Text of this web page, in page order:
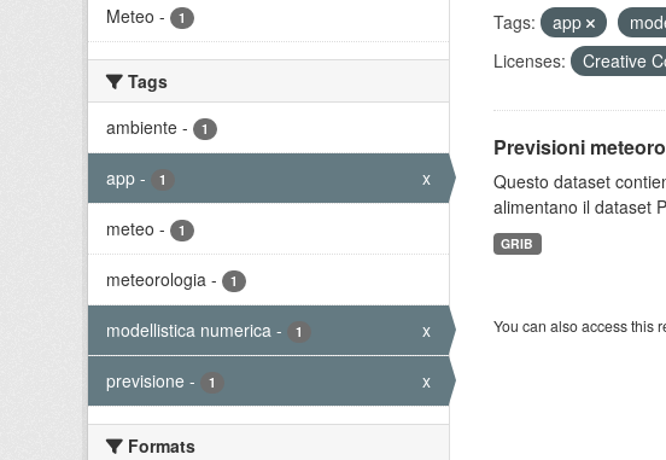
Meteo - 1
Tags
ambiente - 1
app - 1 x
meteo - 1
meteorologia - 1
modellistica numerica - 1 x
previsione - 1 x
Formats
Tags: app
Licenses:
Creative
Previsioni
Questo dataset
alimentano il dataset
GRIB
You can also access this